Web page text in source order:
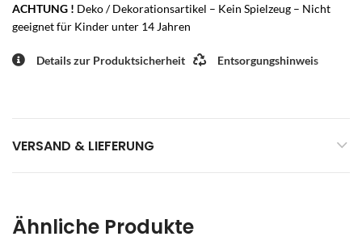
ACHTUNG ! Deko / Dekorationsartikel – Kein Spielzeug – Nicht
geeignet für Kinder unter 14 Jahren
Details zur Produktsicherheit Entsorgungshinweis
VERSAND & LIEFERUNG
Ähnliche Produkte